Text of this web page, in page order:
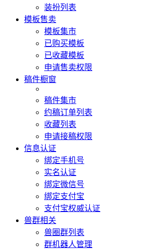
装扮列表
模板售卖
模板集市
已购买模板
已收藏模板
申请售卖权限
稿件橱窗
稿件集市
约稿订单列表
收藏列表
申请接稿权限
信息认证
绑定手机号
实名认证
绑定微信号
绑定支付宝
支付宝权威认证
兽群相关
兽圈群列表
群机器人管理